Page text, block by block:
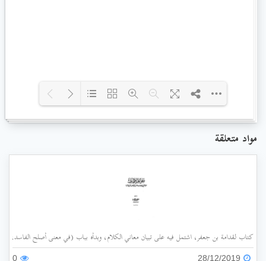
مواد متعلقة
كتاب لقدامة بن جعفر، اشتمل فيه على تبيان معاني الكلام، وبدأه بباب (في معنى أصلح
28/12/2019
0